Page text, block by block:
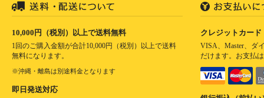
10,000円（税別）以上で送料無料
1回のご購入金額が合計10,000円（税別）以上で送料
無料になります。
※沖縄・離島は別途料金となります
即日発送対応
クレジットカード
VISA、Master、ダ
だけます。お支払